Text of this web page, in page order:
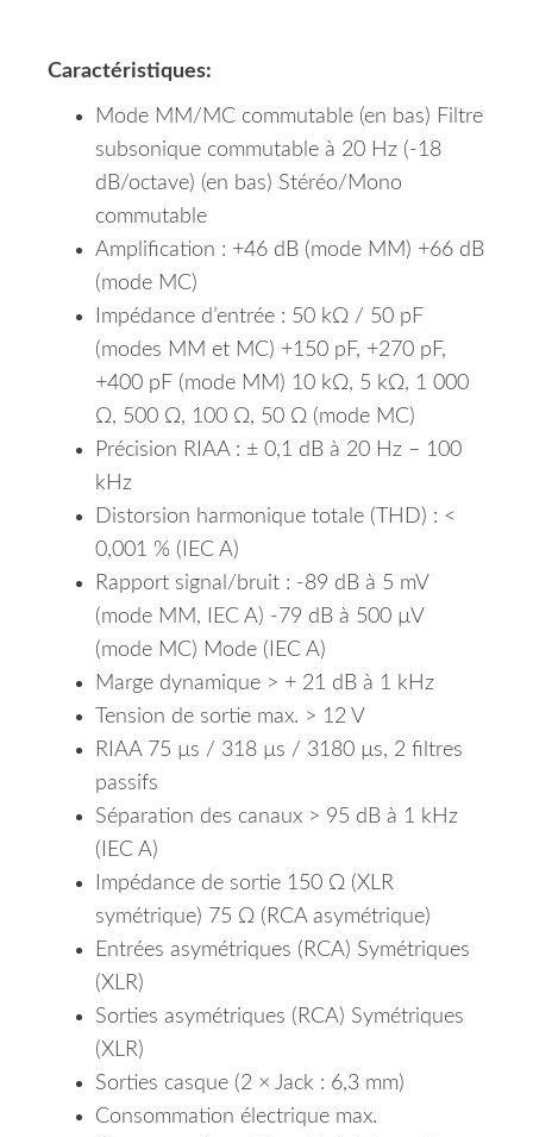
Caractéristiques:
Mode MM/MC commutable (en bas) Filtre
subsonique commutable à 20 Hz (-18
dB/octave) (en bas) Stéréo/Mono
commutable
Amplification : +46 dB (mode MM) +66 dB
(mode MC)
Impédance d’entrée : 50 kΩ / 50 pF
(modes MM et MC) +150 pF, +270 pF,
+400 pF (mode MM) 10 kΩ, 5 kΩ, 1 000
Ω, 500 Ω, 100 Ω, 50 Ω (mode MC)
Précision RIAA : ± 0,1 dB à 20 Hz – 100
kHz
Distorsion harmonique totale (THD) : ​​<
0,001 % (IEC A)
Rapport signal/bruit : -89 dB à 5 mV
(mode MM, IEC A) -79 dB à 500 µV
(mode MC) Mode (IEC A)
Marge dynamique > + 21 dB à 1 kHz
Tension de sortie max. > 12 V
RIAA 75 µs / 318 µs / 3180 µs, 2 filtres
passifs
Séparation des canaux > 95 dB à 1 kHz
(IEC A)
Impédance de sortie 150 Ω (XLR
symétrique) 75 Ω (RCA asymétrique)
Entrées asymétriques (RCA) Symétriques
(XLR)
Sorties asymétriques (RCA) Symétriques
(XLR)
Sorties casque (2 × Jack : 6,3 mm)
Consommation électrique max.